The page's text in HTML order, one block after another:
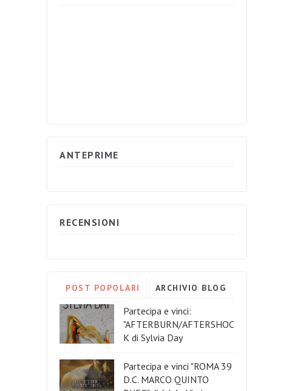
ANTEPRIME
RECENSIONI
POST POPOLARI ARCHIVIO BLOG
Partecipa e vinci:
"AFTERBURN/AFTERSHOC
K di Sylvia Day
Partecipa e vinci "ROMA 39
D.C. MARCO QUINTO